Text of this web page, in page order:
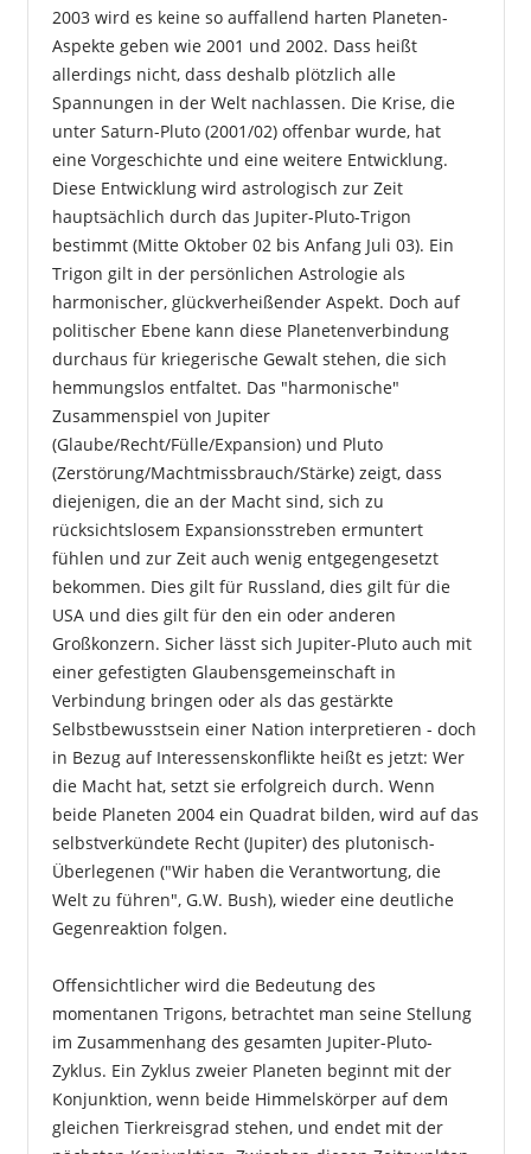
2003 wird es keine so auffallend harten Planeten-
Aspekte geben wie 2001 und 2002. Dass heißt
allerdings nicht, dass deshalb plötzlich alle
Spannungen in der Welt nachlassen. Die Krise, die
unter Saturn-Pluto (2001/02) offenbar wurde, hat
eine Vorgeschichte und eine weitere Entwicklung.
Diese Entwicklung wird astrologisch zur Zeit
hauptsächlich durch das Jupiter-Pluto-Trigon
bestimmt (Mitte Oktober 02 bis Anfang Juli 03). Ein
Trigon gilt in der persönlichen Astrologie als
harmonischer, glückverheißender Aspekt. Doch auf
politischer Ebene kann diese Planetenverbindung
durchaus für kriegerische Gewalt stehen, die sich
hemmungslos entfaltet. Das "harmonische"
Zusammenspiel von Jupiter
(Glaube/Recht/Fülle/Expansion) und Pluto
(Zerstörung/Machtmissbrauch/Stärke) zeigt, dass
diejenigen, die an der Macht sind, sich zu
rücksichtslosem Expansionsstreben ermuntert
fühlen und zur Zeit auch wenig entgegengesetzt
bekommen. Dies gilt für Russland, dies gilt für die
USA und dies gilt für den ein oder anderen
Großkonzern. Sicher lässt sich Jupiter-Pluto auch mit
einer gefestigten Glaubensgemeinschaft in
Verbindung bringen oder als das gestärkte
Selbstbewusstsein einer Nation interpretieren - doch
in Bezug auf Interessenskonflikte heißt es jetzt: Wer
die Macht hat, setzt sie erfolgreich durch. Wenn
beide Planeten 2004 ein Quadrat bilden, wird auf das
selbstverkündete Recht (Jupiter) des plutonisch-
Überlegenen ("Wir haben die Verantwortung, die
Welt zu führen", G.W. Bush), wieder eine deutliche
Gegenreaktion folgen.
Offensichtlicher wird die Bedeutung des
momentanen Trigons, betrachtet man seine Stellung
im Zusammenhang des gesamten Jupiter-Pluto-
Zyklus. Ein Zyklus zweier Planeten beginnt mit der
Konjunktion, wenn beide Himmelskörper auf dem
gleichen Tierkreisgrad stehen, und endet mit der